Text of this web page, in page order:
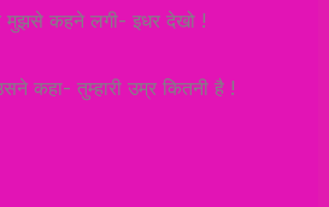
मुझसे कहने लगी- इधर देखो !
कहा- तुम्हारी उम्र कितनी है !